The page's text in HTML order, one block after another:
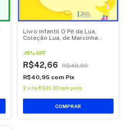
Livro infantil O Pé da Lua,
Coleção Lua, de Marcinha
-15% OFF
R$42,66
R$49,90
R$40,95 com Pix
2 x de R$21,33 sem juros